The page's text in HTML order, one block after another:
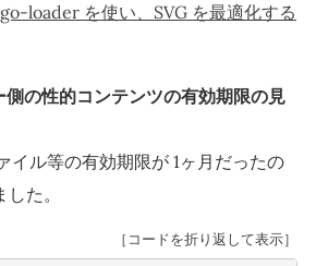
loader を使い、SVG を最適化する
の性的コンテンツの有効期限の見
イル等の有効期限が 1ヶ月だったの
た。
［コードを折り返して表示］